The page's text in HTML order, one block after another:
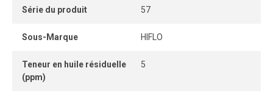
Série du produit 57
Sous-Marque HIFLO
Teneur en huile résiduelle
(ppm)
5